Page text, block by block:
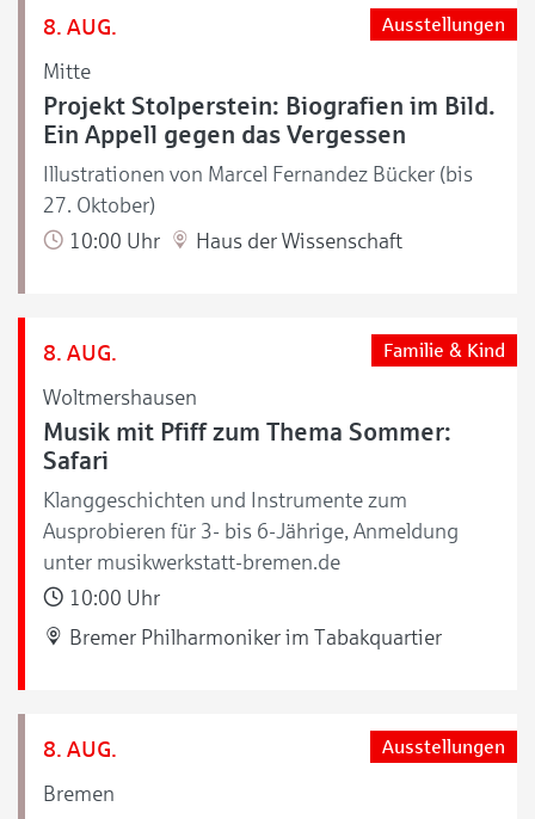
8. AUG.
Mitte
Ausstellungen
Projekt Stolperstein: Biografien im Bild.
Ein Appell gegen das Vergessen
Illustrationen von Marcel Fernandez Bücker (bis
27. Oktober)
10:00 Uhr
Haus der Wissenschaft
8. AUG.
Woltmershausen
Familie & Kind
Musik mit Pfiff zum Thema Sommer:
Safari
Klanggeschichten und Instrumente zum
Ausprobieren für 3- bis 6-Jährige, Anmeldung
unter musikwerkstatt-bremen.de
10:00 Uhr
Bremer Philharmoniker im Tabakquartier
8. AUG.
Bremen
Ausstellungen